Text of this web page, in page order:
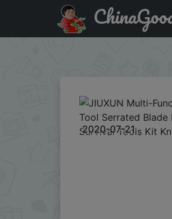
Купити по знижці
2020-07-21